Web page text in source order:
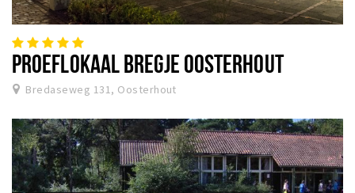
PROEFLOKAAL BREGJE OOSTERHOUT
Bredaseweg 131, Oosterhout